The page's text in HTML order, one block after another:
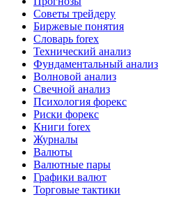
Советы трейдеру
Биржевые понятия
Словарь forex
Технический анализ
Фундаментальный анализ
Волновой анализ
Свечной анализ
Психология форекс
Риски форекс
Книги forex
Журналы
Валюты
Валютные пары
Графики валют
Торговые тактики